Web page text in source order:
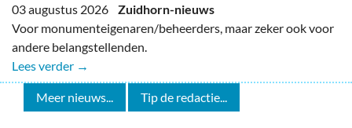
03 augustus 2026 Zuidhorn-nieuws
Voor monumenteigenaren/beheerders, maar zeker ook voor
andere belangstellenden.
Lees verder →
Meer nieuws... Tip de redactie...